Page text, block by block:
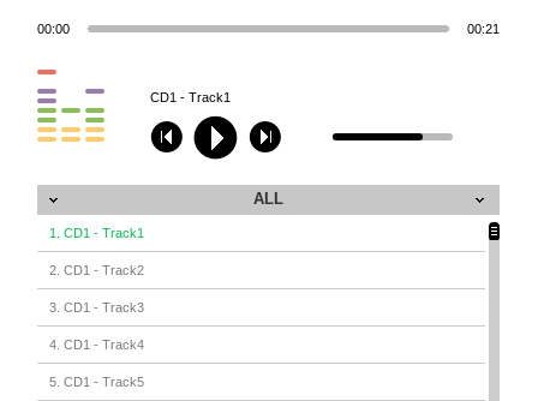
00:00 00:21
CD1 - Track1
ALL
1. CD1 - Track1
2. CD1 - Track2
3. CD1 - Track3
4. CD1 - Track4
5. CD1 - Track5